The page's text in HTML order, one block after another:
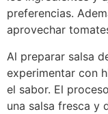
preferencias.
aprovechar
Al preparar salsa
experimentar con
el sabor. El
una salsa fresca y